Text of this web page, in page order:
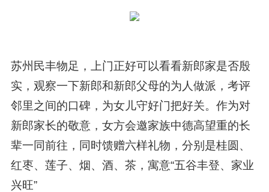
苏州民丰物足，上门正好可以看看新郎家是否殷
实，观察一下新郎和新郎父母的为人做派，考评
邻里之间的口碑，为女儿守好门把好关。作为对
新郎家长的敬意，女方会邀家族中德高望重的长
辈一同前往，同时馈赠六样礼物，分别是桂圆、
红枣、莲子、烟、酒、茶，寓意“五谷丰登、家业
兴旺”